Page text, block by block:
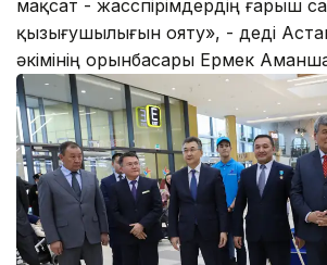
мақсат - жасөспірімдердің ғарыш
қызығушылығын ояту», - деді
әкімінің орынбасары Ермек